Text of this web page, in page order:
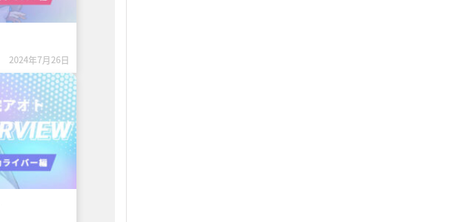
2024年7月26日